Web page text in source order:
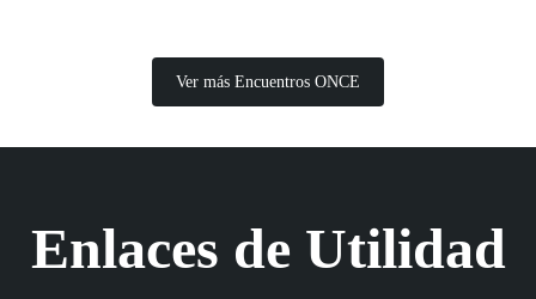
Ver más Encuentros ONCE
Enlaces de Utilidad